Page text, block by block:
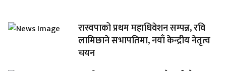
रास्वपाको प्रथम महाधिवेशन सम्पन्न, रवि
लामिछाने सभापतिमा, नयाँ केन्द्रीय नेतृत्व
चयन